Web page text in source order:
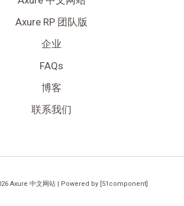
Axure RP 团队版
企业
FAQs
博客
联系我们
Axure 中文网站 | Powered by [51component]